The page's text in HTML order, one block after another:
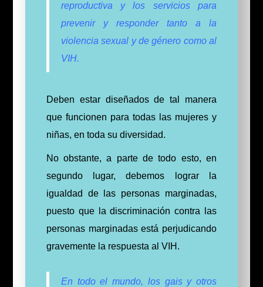
reproductiva y los servicios para
prevenir y responder tanto a la
violencia sexual y de género como al
VIH.
Deben estar diseñados de tal manera
que funcionen para todas las mujeres y
niñas, en toda su diversidad.
No obstante, a parte de todo esto, en
segundo lugar, debemos lograr la
igualdad de las personas marginadas,
puesto que l a discriminación contra las
personas marginadas está perjudicando
gravemente la respuesta al VIH.
En todo el mundo, los gais y otros